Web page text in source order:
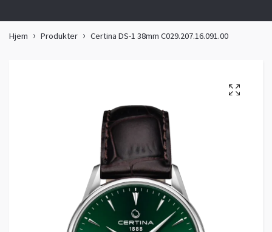
Hjem Produkter Certina DS-1 38mm C029.207.16.091.00